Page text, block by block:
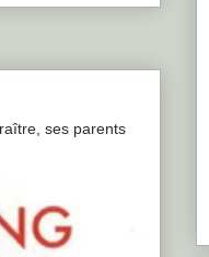
ses parents